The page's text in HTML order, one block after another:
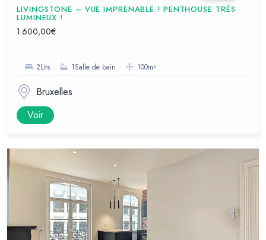
LIVINGSTONE – VUE IMPRENABLE ! PENTHOUSE TRÈS
LUMINEUX !
1.600,00€
2Lits 1Salle de bain 100m²
Bruxelles
Voir